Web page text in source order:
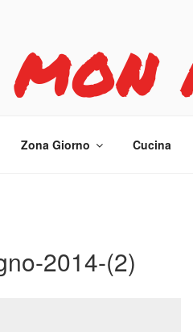
Zona Giorno Cucina
2014-(2)